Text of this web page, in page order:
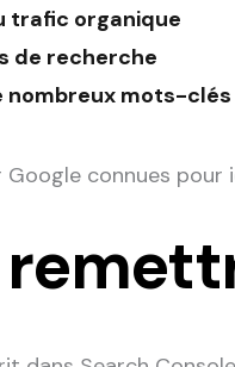
trafic organique
de recherche
nombreux mots-clés
connues